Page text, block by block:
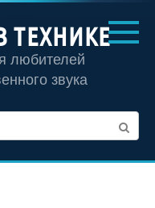
ТЕХНИКЕ
любителей
звука